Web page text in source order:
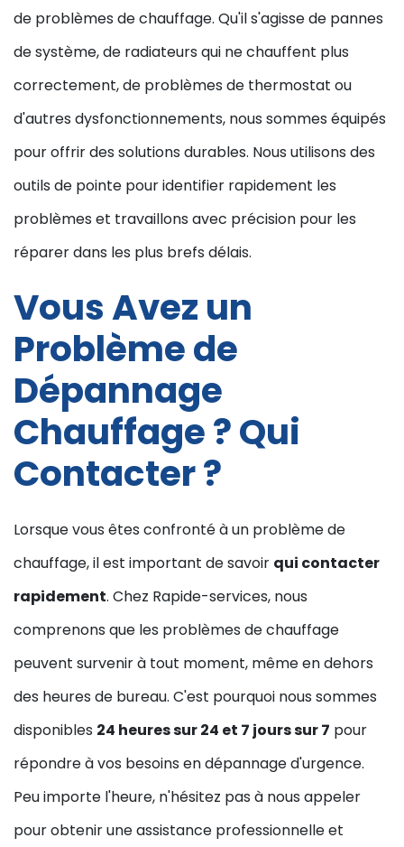
de problèmes de chauffage. Qu'il s'agisse de pannes
de système, de radiateurs qui ne chauffent plus
correctement, de problèmes de thermostat ou
d'autres dysfonctionnements, nous sommes équipés
pour offrir des solutions durables. Nous utilisons des
outils de pointe pour identifier rapidement les
problèmes et travaillons avec précision pour les
réparer dans les plus brefs délais.
Vous Avez un
Problème de
Dépannage
Chauffage ? Qui
Contacter ?
Lorsque vous êtes confronté à un problème de
chauffage, il est important de savoir qui contacter
rapidement. Chez Rapide-services, nous
comprenons que les problèmes de chauffage
peuvent survenir à tout moment, même en dehors
des heures de bureau. C'est pourquoi nous sommes
disponibles 24 heures sur 24 et 7 jours sur 7 pour
répondre à vos besoins en dépannage d'urgence.
Peu importe l'heure, n'hésitez pas à nous appeler
pour obtenir une assistance professionnelle et